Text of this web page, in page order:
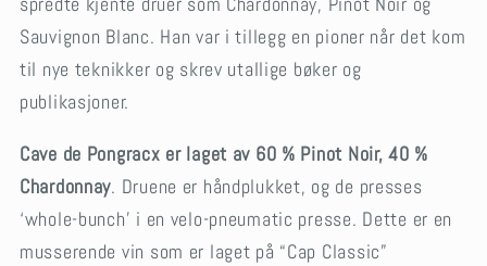
Sauvignon Blanc. Han var i tillegg en pioner når det kom
til nye teknikker og skrev utallige bøker og
publikasjoner.
Cave de Pongracx er laget av 60 % Pinot Noir, 40 %
Chardonnay. Druene er håndplukket, og de presses
‘whole-bunch’ i en velo-pneumatic presse. Dette er en
musserende vin som er laget på “Cap Classic”